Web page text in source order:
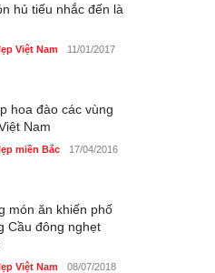
hủ tiếu nhắc đến là
Việt Nam 11/01/2017
hoa đào các vùng
Nam
miền Bắc 17/04/2016
món ăn khiến phố
Cầu đông nghẹt
Việt Nam 08/07/2018